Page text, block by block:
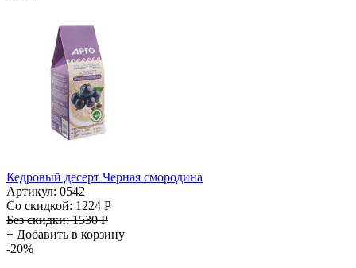
Кедровый десерт Черная смородина
Артикул: 0542
Со скидкой: 1224 Р
Без скидки:1530 Р
+ Добавить в корзину
-20%